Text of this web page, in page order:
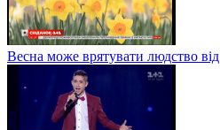
Весна може врятувати людство від